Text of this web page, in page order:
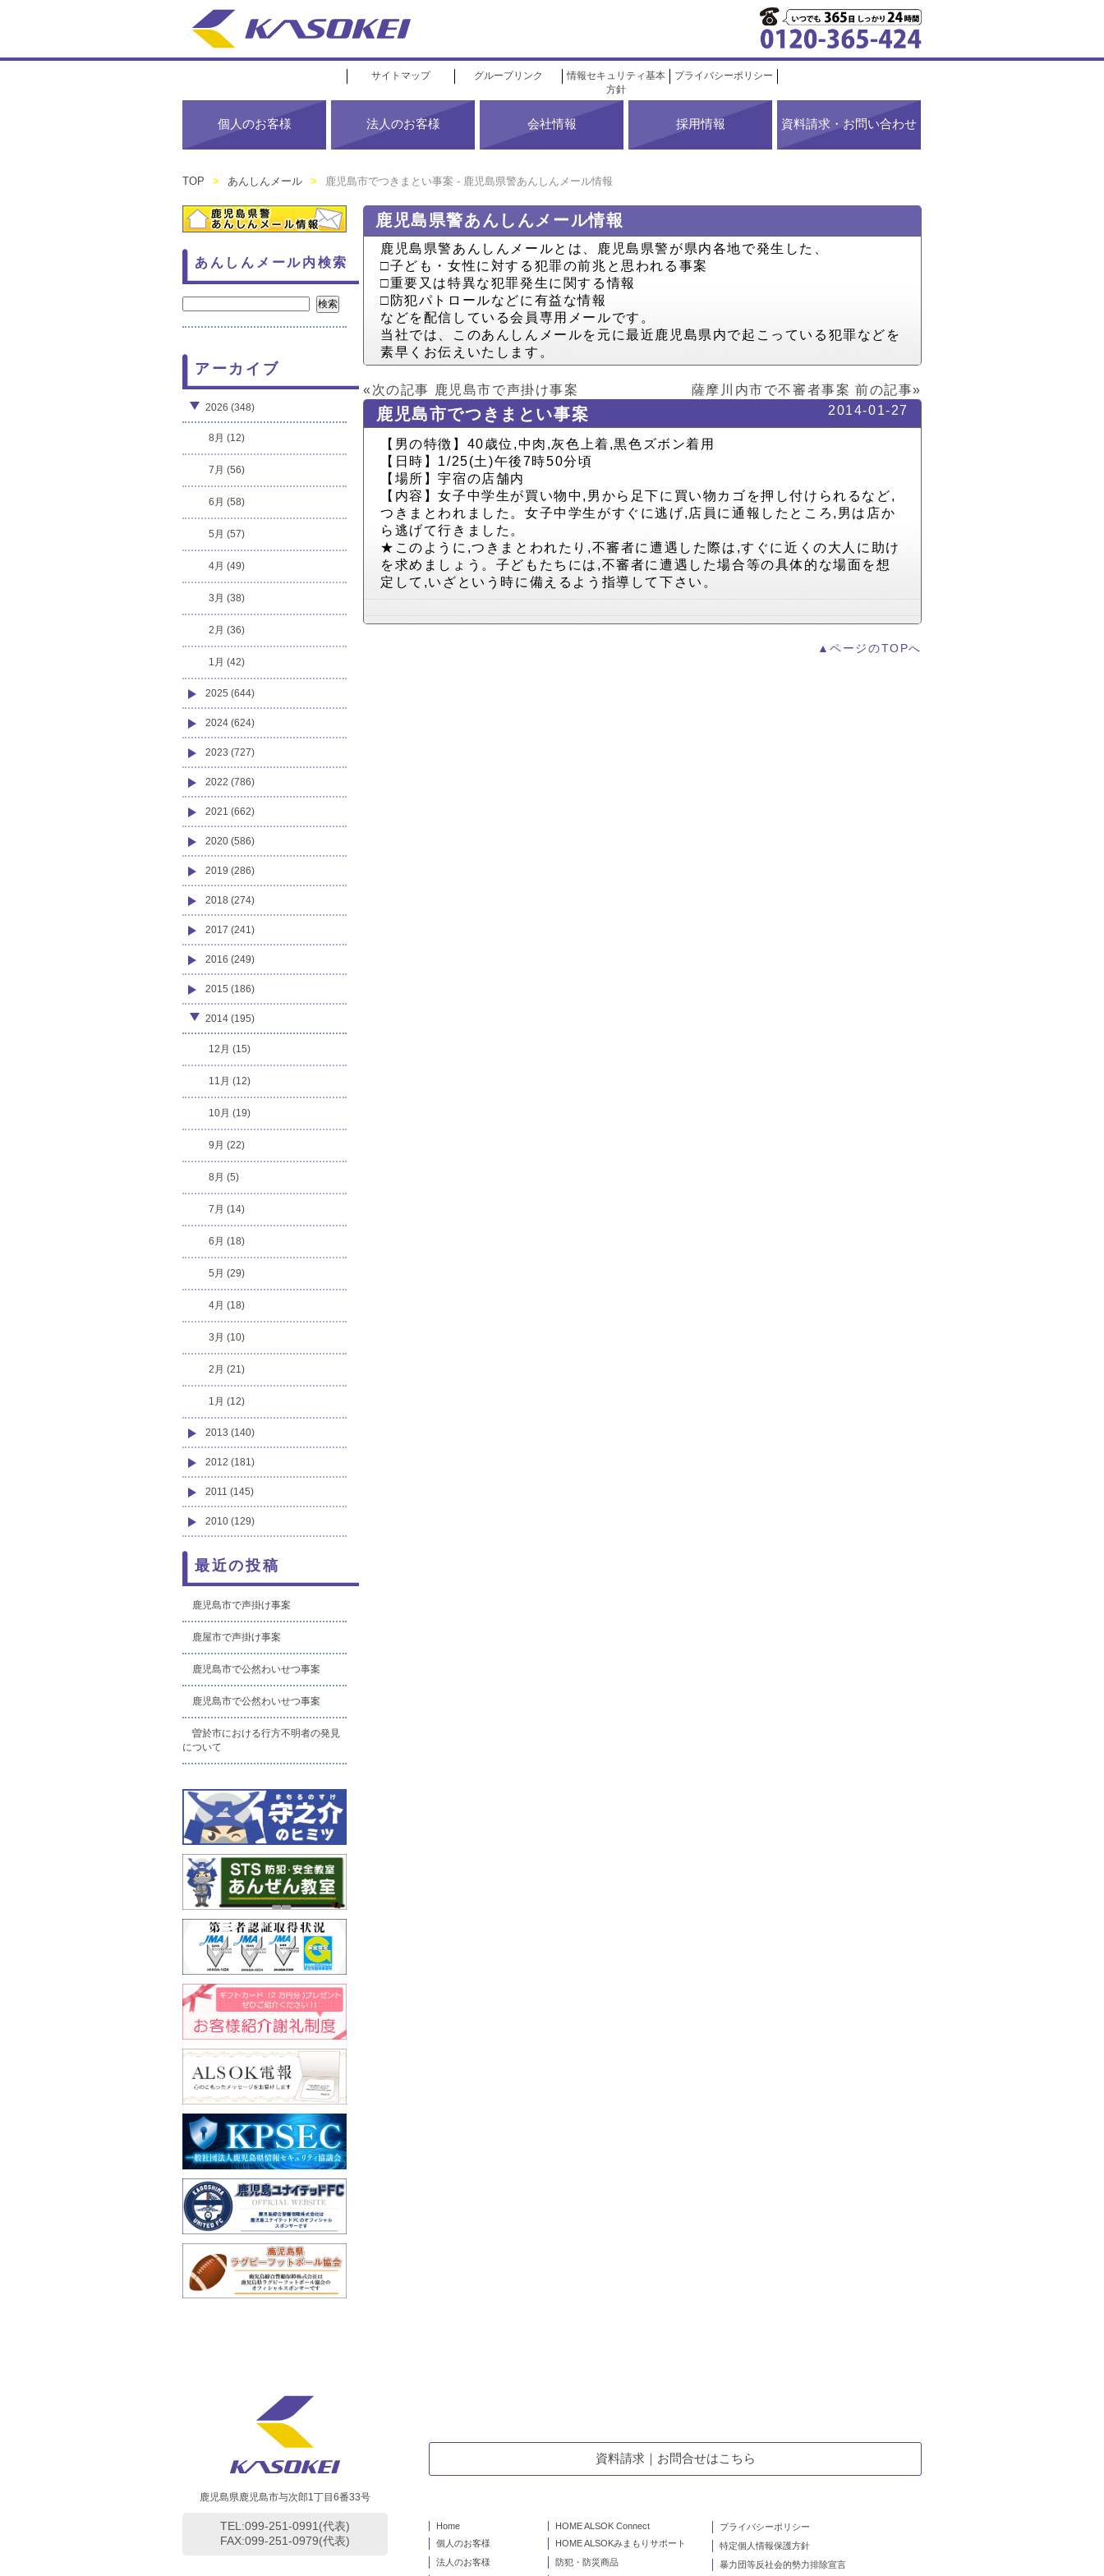
サイトマップ グループリンク
情報セキュリティ基本
方針
プライバシーポリシー
個人のお客様 法人のお客様 会社情報 採用情報 資料請求・お問い合わせ
TOP > あんしんメール > 鹿児島市でつきまとい事案 - 鹿児島県警あんしんメール情報
鹿児島県警あんしんメール情報
鹿児島県警あんしんメールとは、鹿児島県警が県内各地で発生した、
□子ども・女性に対する犯罪の前兆と思われる事案
□重要又は特異な犯罪発生に関する情報
□防犯パトロールなどに有益な情報
などを配信している会員専用メールです。
当社では、このあんしんメールを元に最近鹿児島県内で起こっている犯罪などを
素早くお伝えいたします。
«次の記事 鹿児島市で声掛け事案 薩摩川内市で不審者事案 前の記事»
鹿児島市でつきまとい事案 2014-01-27
【男の特徴】40歳位,中肉,灰色上着,黒色ズボン着用
【日時】1/25(土)午後7時50分頃
【場所】宇宿の店舗内
【内容】女子中学生が買い物中,男から足下に買い物カゴを押し付けられるなど,
つきまとわれました。女子中学生がすぐに逃げ,店員に通報したところ,男は店か
ら逃げて行きました。
★このように,つきまとわれたり,不審者に遭遇した際は,すぐに近くの大人に助け
を求めましょう。子どもたちには,不審者に遭遇した場合等の具体的な場面を想
定して,いざという時に備えるよう指導して下さい。
▲ページのTOPへ
あんしんメール内検索
アーカイブ
2026 (348)
8月 (12)
7月 (56)
6月 (58)
5月 (57)
4月 (49)
3月 (38)
2月 (36)
1月 (42)
2025 (644)
2024 (624)
2023 (727)
2022 (786)
2021 (662)
2020 (586)
2019 (286)
2018 (274)
2017 (241)
2016 (249)
2015 (186)
2014 (195)
12月 (15)
11月 (12)
10月 (19)
9月 (22)
8月 (5)
7月 (14)
6月 (18)
5月 (29)
4月 (18)
3月 (10)
2月 (21)
1月 (12)
2013 (140)
2012 (181)
2011 (145)
2010 (129)
最近の投稿
鹿児島市で声掛け事案
鹿屋市で声掛け事案
鹿児島市で公然わいせつ事案
鹿児島市で公然わいせつ事案
曽於市における行方不明者の発見
について
鹿児島県鹿児島市与次郎1丁目6番33号
TEL:099-251-0991(代表)
FAX:099-251-0979(代表)
資料請求｜お問合せはこちら
Home
個人のお客様
法人のお客様
HOME ALSOK Connect
HOME ALSOKみまもりサポート
防犯・防災商品
プライバシーポリシー
特定個人情報保護方針
暴力団等反社会的勢力排除宣言